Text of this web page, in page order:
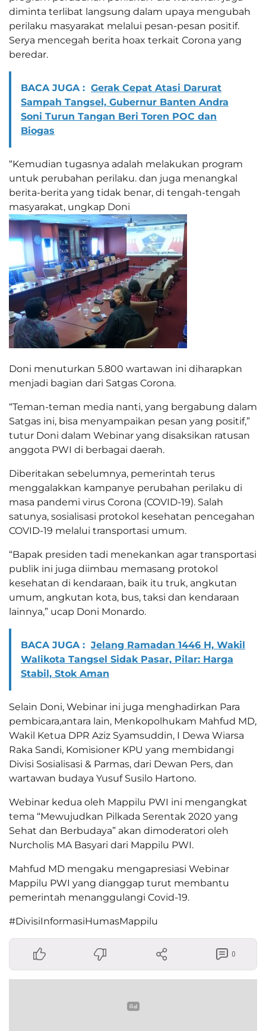
diminta terlibat langsung dalam upaya mengubah
perilaku masyarakat melalui pesan-pesan positif.
Serya mencegah berita hoax terkait Corona yang
beredar.
BACA JUGA : Gerak Cepat Atasi Darurat
Sampah Tangsel, Gubernur Banten Andra
Soni Turun Tangan Beri Toren POC dan
Biogas
“Kemudian tugasnya adalah melakukan program
untuk perubahan perilaku. dan juga menangkal
berita-berita yang tidak benar, di tengah-tengah
masyarakat, ungkap Doni
Doni menuturkan 5.800 wartawan ini diharapkan
menjadi bagian dari Satgas Corona.
“Teman-teman media nanti, yang bergabung dalam
Satgas ini, bisa menyampaikan pesan yang positif,”
tutur Doni dalam Webinar yang disaksikan ratusan
anggota PWI di berbagai daerah.
Diberitakan sebelumnya, pemerintah terus
menggalakkan kampanye perubahan perilaku di
masa pandemi virus Corona (COVID-19). Salah
satunya, sosialisasi protokol kesehatan pencegahan
COVID-19 melalui transportasi umum.
“Bapak presiden tadi menekankan agar transportasi
publik ini juga diimbau memasang protokol
kesehatan di kendaraan, baik itu truk, angkutan
umum, angkutan kota, bus, taksi dan kendaraan
lainnya,” ucap Doni Monardo.
BACA JUGA : Jelang Ramadan 1446 H, Wakil
Walikota Tangsel Sidak Pasar, Pilar: Harga
Stabil, Stok Aman
Selain Doni, Webinar ini juga menghadirkan Para
pembicara,antara lain, Menkopolhukam Mahfud MD,
Wakil Ketua DPR Aziz Syamsuddin, I Dewa Wiarsa
Raka Sandi, Komisioner KPU yang membidangi
Divisi Sosialisasi & Parmas, dari Dewan Pers, dan
wartawan budaya Yusuf Susilo Hartono.
Webinar kedua oleh Mappilu PWI ini mengangkat
tema “Mewujudkan Pilkada Serentak 2020 yang
Sehat dan Berbudaya” akan dimoderatori oleh
Nurcholis MA Basyari dari Mappilu PWI.
Mahfud MD mengaku mengapresiasi Webinar
Mappilu PWI yang dianggap turut membantu
pemerintah menanggulangi Covid-19.
#DivisiInformasiHumasMappilu
0